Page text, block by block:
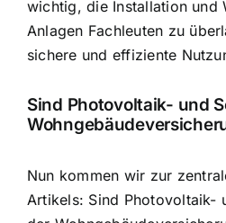
wichtig, die Installation und
Anlagen Fachleuten zu
sichere und effiziente
Sind Photovoltaik- und
Nun kommen wir zur
Artikels: Sind Photovoltaik-